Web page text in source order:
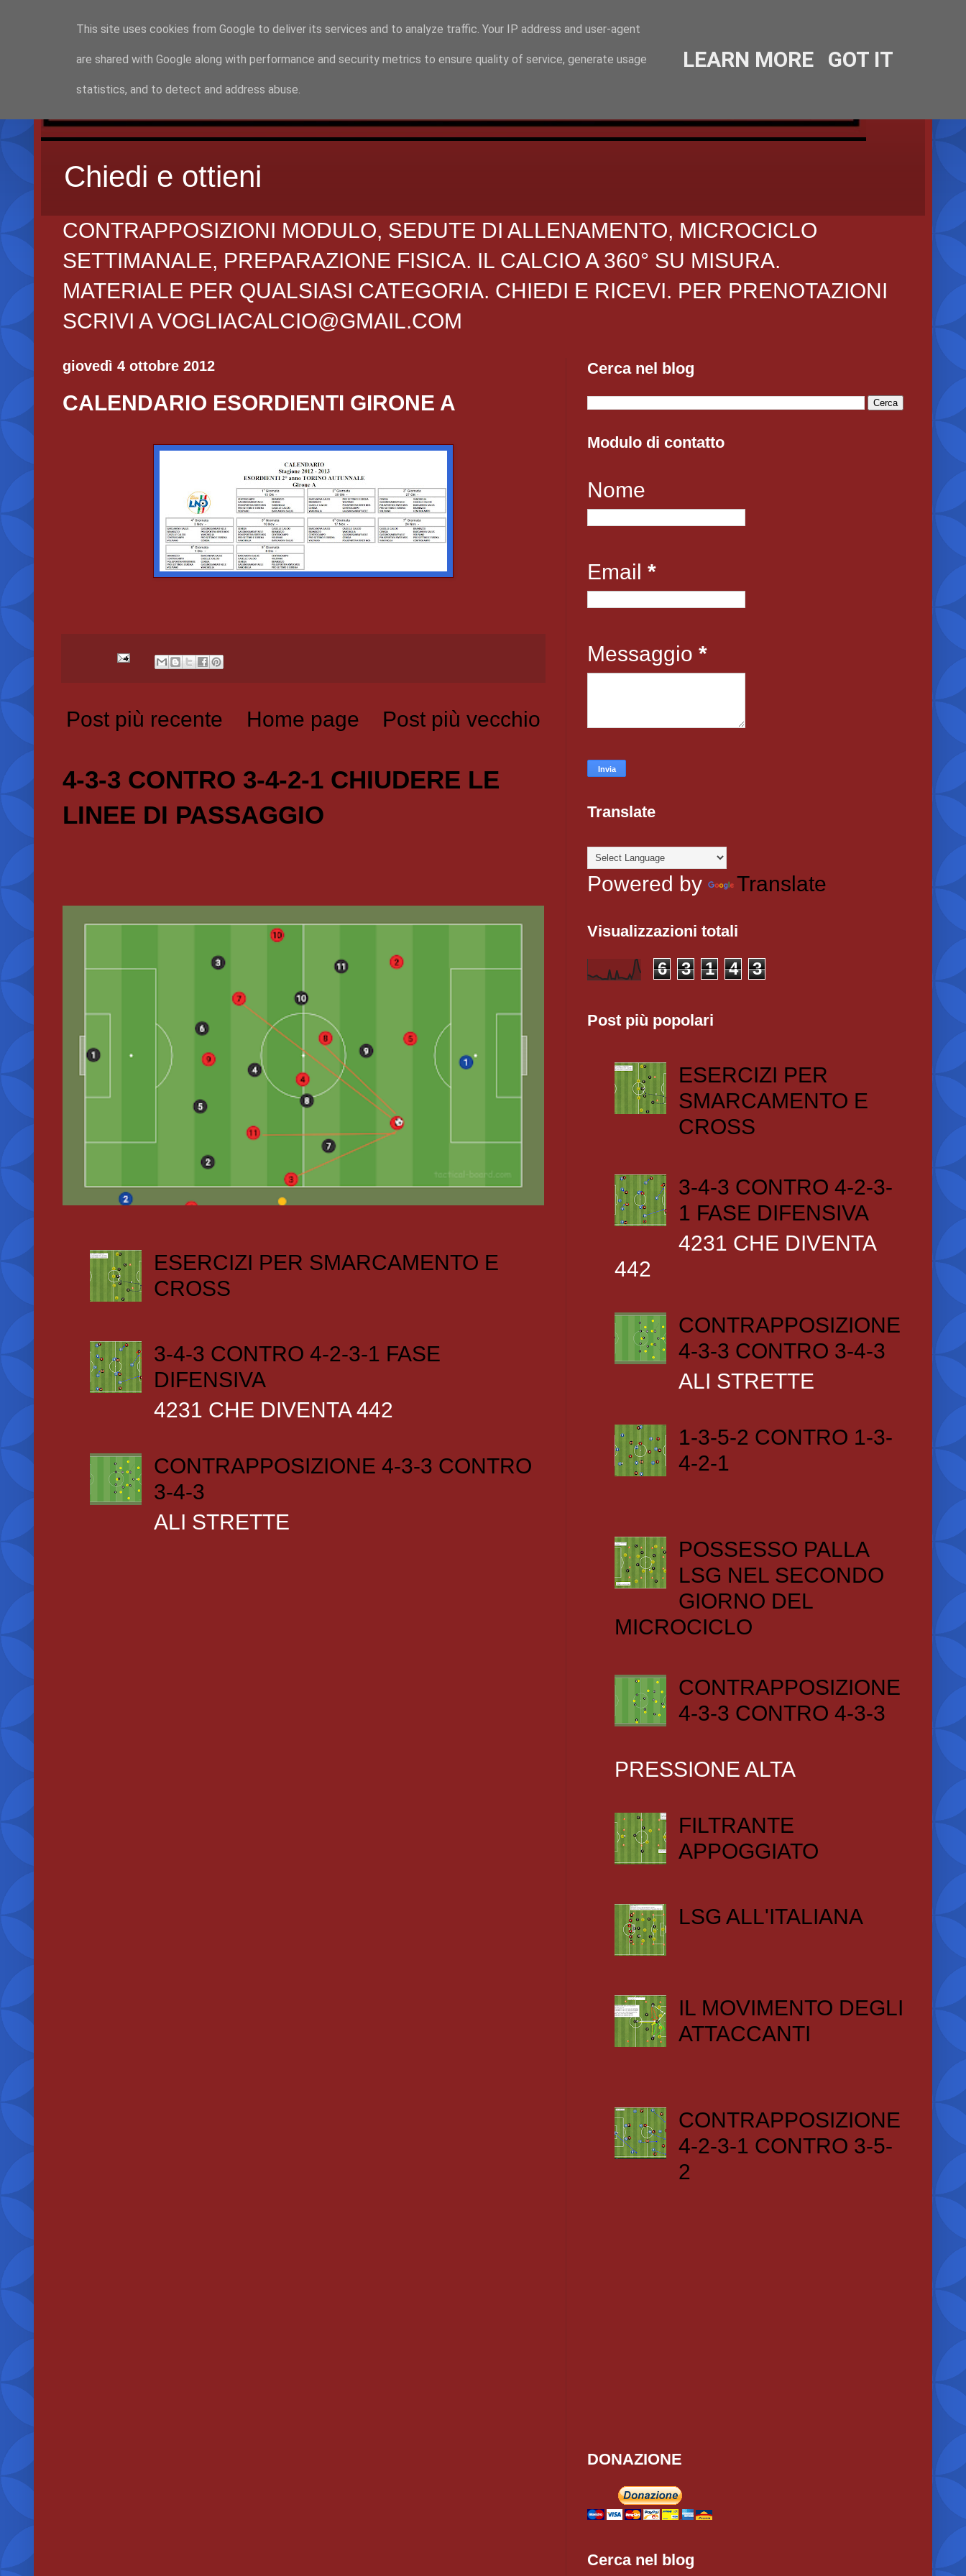
Chiedi e ottieni
CONTRAPPOSIZIONI MODULO, SEDUTE DI ALLENAMENTO, MICROCICLO
SETTIMANALE, PREPARAZIONE FISICA. IL CALCIO A 360° SU MISURA.
MATERIALE PER QUALSIASI CATEGORIA. CHIEDI E RICEVI. PER PRENOTAZIONI
SCRIVI A VOGLIACALCIO@GMAIL.COM
giovedì 4 ottobre 2012
CALENDARIO ESORDIENTI GIRONE A
Post più recente Post più vecchio
Home page
4-3-3 CONTRO 3-4-2-1 CHIUDERE LE
LINEE DI PASSAGGIO
ESERCIZI PER SMARCAMENTO E
CROSS
3-4-3 CONTRO 4-2-3-1 FASE
DIFENSIVA
4231 CHE DIVENTA 442
CONTRAPPOSIZIONE 4-3-3 CONTRO
3-4-3
ALI STRETTE
Cerca nel blog
Modulo di contatto
Nome
Email *
Messaggio *
Translate
Powered by Translate
Visualizzazioni totali
6 3 1 4 3
Post più popolari
ESERCIZI PER
SMARCAMENTO E
CROSS
3-4-3 CONTRO 4-2-3-
1 FASE DIFENSIVA
4231 CHE DIVENTA
442
CONTRAPPOSIZIONE
4-3-3 CONTRO 3-4-3
ALI STRETTE
1-3-5-2 CONTRO 1-3-
4-2-1
POSSESSO PALLA
LSG NEL SECONDO
GIORNO DEL
MICROCICLO
CONTRAPPOSIZIONE
4-3-3 CONTRO 4-3-3
PRESSIONE ALTA
FILTRANTE
APPOGGIATO
LSG ALL'ITALIANA
IL MOVIMENTO DEGLI
ATTACCANTI
CONTRAPPOSIZIONE
4-2-3-1 CONTRO 3-5-
2
DONAZIONE
Cerca nel blog
This site uses cookies from Google to deliver its services and to analyze traffic. Your IP address and user-agent
are shared with Google along with performance and security metrics to ensure quality of service, generate usage
statistics, and to detect and address abuse.
LEARN MORE GOT IT